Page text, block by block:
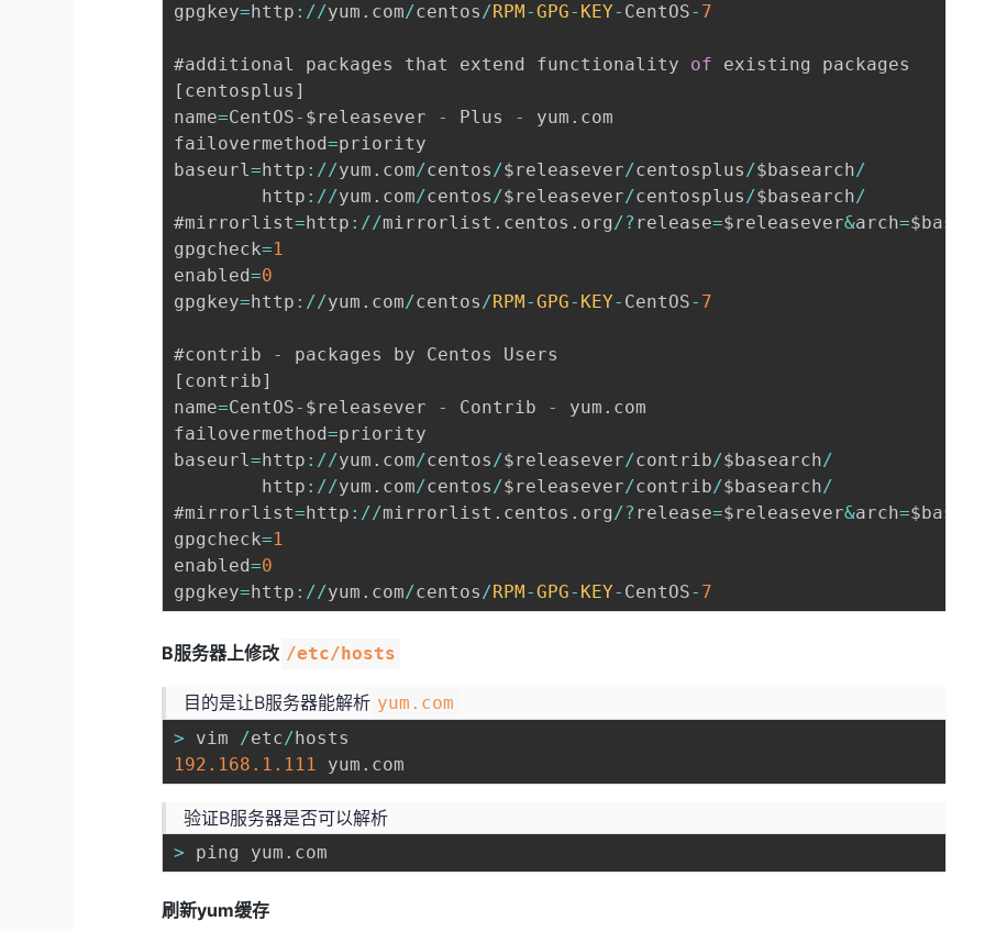
gpgkey=http : //yum . com/centos/RPM-GPG- KEY- CentOS- 7
#additional packages that extend functionality of
[ centosplus ]
name=CentOS- $releasever - Plus - yum . com
failovermethod=priority
baseurl=http : //yum . com/centos/$releasever/centosplus/$basearch/
        http
: //yum . com/centos/$releasever/centosplus/$basearch/
#mirrorlist=http : //mirrorlist . centos . org/? release=$releasever&arch=
gpgcheck=1
enabled=0
gpgkey=http : //yum . com/centos/RPM-GPG- KEY- CentOS- 7
#contrib -
[ contrib]
name=CentOS- $releasever - Contrib - yum . com
failovermethod=priority
baseurl=http : //yum . com/centos/$releasever/contrib/$basearch/
        http
: //yum . com/centos/$releasever/contrib/$basearch/
#mirrorlist=http : //mirrorlist . centos . org/? release=$releasever&arch=
gpgcheck=1
enabled=0
gpgkey=http : //yum . com/centos/RPM-GPG- KEY- CentOS- 7
B服务器上修改 /etc/hosts
目的是让B服务器能解析 yum.com
> vim /etc/
192.168 .1 .111 yum .
验证B服务器是否可以解析
> ping yum .
刷新yum缓存